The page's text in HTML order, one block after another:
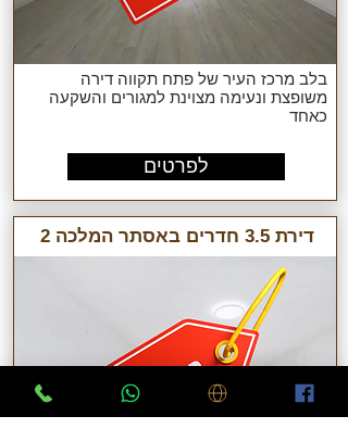
בלב מרכז העיר של פתח תקווה דירה
משופצת ונעימה מצוינת למגורים והשקעה
כאחד
לפרטים
דירת 3.5 חדרים באסתר המלכה 2